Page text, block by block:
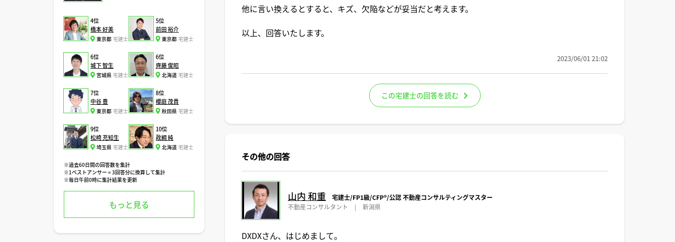
4位
橋本 好美
宅建士
東京都
5位
前田 裕介
宅建士
東京都
6位
城下 智生
宅建士
宮城県
6位
齊藤 俊昭
宅建士
北海道
7位
中谷 豊
宅建士
東京都
8位
櫻庭 茂貴
宅建士
秋田県
9位
松崎 充知生
宅建士
埼玉県
10位
政綱 純
宅建士
北海道
※過去60日間の回答数を集計
※1ベストアンサー = 3回答分に換算して集計
※毎日午前0時に集計結果を更新
もっと見る
他に言い換えるとすると、キズ、欠陥などが妥当だと考えます。
以上、回答いたします。
2023/06/01 21:02
この宅建士の回答を読む
その他の回答
山内 和重
宅建士/FP1級/CFP®️/公認 不動産コンサルティングマスター
不動産コンサルタント
| 新潟県
DXDXさん、はじめまして。